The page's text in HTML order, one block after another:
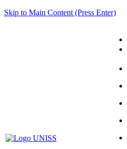
Skip to Main Content (Press Enter)